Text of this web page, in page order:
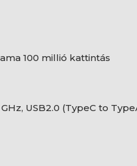
100 millió kattintás
USB2.0 (TypeC to